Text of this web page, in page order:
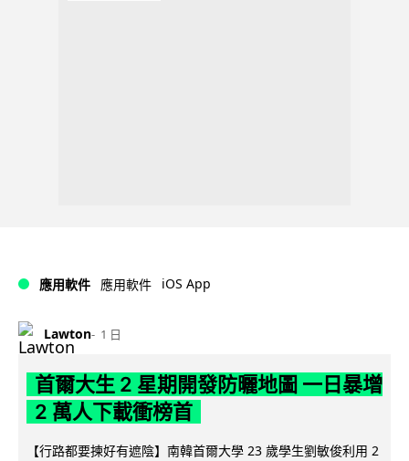
應用軟件 應用軟件 iOS App
Lawton 1 日
首爾大生 2 星期開發防曬地圖 一日暴增
2 萬人下載衝榜首
【行路都要揀好有遮陰】南韓首爾大學 23 歲學生劉敏俊利用 2